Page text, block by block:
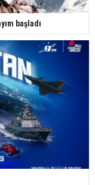
başladı